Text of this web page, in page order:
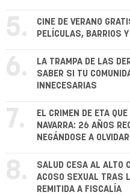
5.
CINE DE VERANO
PELÍCULAS, BARRIOS
6.
LA TRAMPA DE LAS
SABER SI TU
INNECESARIAS
7.
EL CRIMEN DE ETA
NAVARRA: 26 AÑOS
NEGÁNDOSE A OLVIDAR
8.
SALUD CESA AL ALTO
ACOSO SEXUAL TRAS
REMITIDA A FISCALÍA